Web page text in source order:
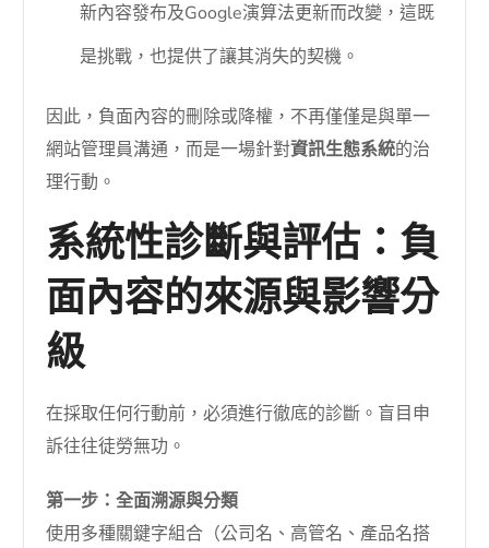
新內容發布及Google演算法更新而改變，這既
是挑戰，也提供了讓其消失的契機。
因此，負面內容的刪除或降權，不再僅僅是與單一
網站管理員溝通，而是一場針對資訊生態系統的治
理行動。
系統性診斷與評估：負
面內容的來源與影響分
級
在採取任何行動前，必須進行徹底的診斷。盲目申
訴往往徒勞無功。
第一步：全面溯源與分類
使用多種關鍵字組合（公司名、高管名、產品名搭